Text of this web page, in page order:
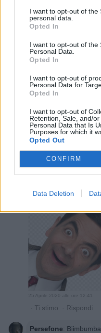
I want to opt-out of the
personal data.
Opted In
I want to opt-out of the
Personal Data.
Opted In
I want to opt-out of
Personal Data for
Opted In
I want to opt-out of
Retention, Sale, and/
Personal Data that Is
Purposes for which it
Opted Out
CONFIRM
Data Deletion
·Ti stimo·Rispondi
25 Aprile 2020 alle ore 12:21
Persefone Lya Ciao
·Ti stimo·Rispondi
Persefone:
25 Aprile 2020 alle ore 12:26
·Ti stimo·Rispondi
Biimbumbam
25 Aprile 2020 alle ore 12:41
· Ti stimo · Rispondi
Persefone: